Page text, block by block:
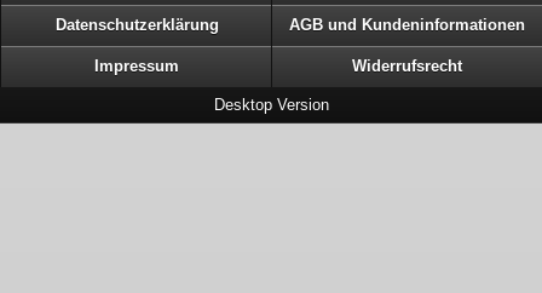
Datenschutzerklärung AGB und Kundeninformationen
Impressum Widerrufsrecht
Desktop Version